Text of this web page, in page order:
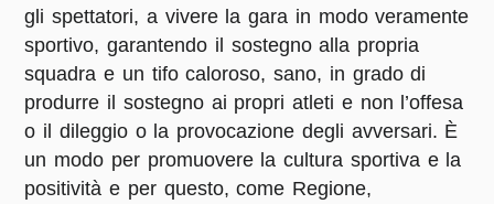
gli spettatori, a vivere la gara in modo veramente
sportivo, garantendo il sostegno alla propria
squadra e un tifo caloroso, sano, in grado di
produrre il sostegno ai propri atleti e non l’offesa
o il dileggio o la provocazione degli avversari. È
un modo per promuovere la cultura sportiva e la
positività e per questo, come Regione,